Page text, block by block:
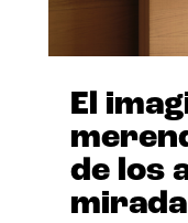
El
de los